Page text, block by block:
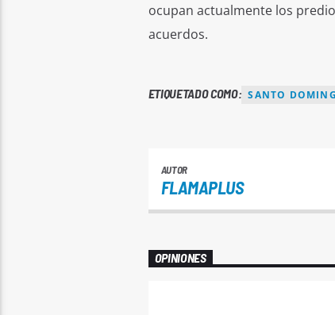
ocupan actualmente los
acuerdos.
ETIQUETADO COMO: SANTO
AUTOR
FLAMAPLUS
OPINIONES